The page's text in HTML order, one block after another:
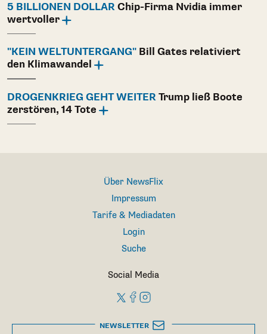
5 BILLIONEN DOLLAR Chip-Firma Nvidia immer
wertvoller
"KEIN WELTUNTERGANG" Bill Gates relativiert
den Klimawandel
DROGENKRIEG GEHT WEITER Trump ließ Boote
zerstören, 14 Tote
Über NewsFlix
Impressum
Tarife & Mediadaten
Login
Suche
Social Media
NEWSLETTER